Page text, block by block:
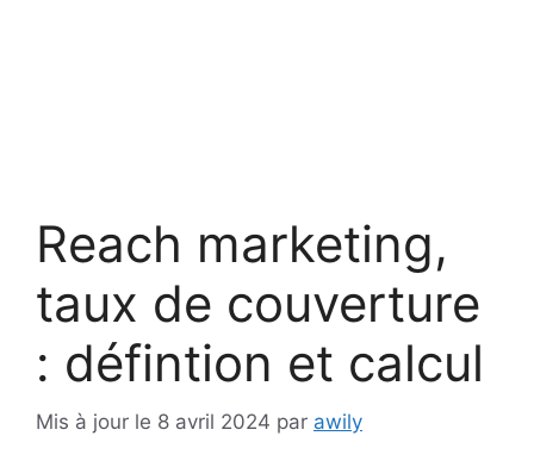
Reach marketing,
taux de couverture
: défintion et calcul
Mis à jour le 8 avril 2024 par awily